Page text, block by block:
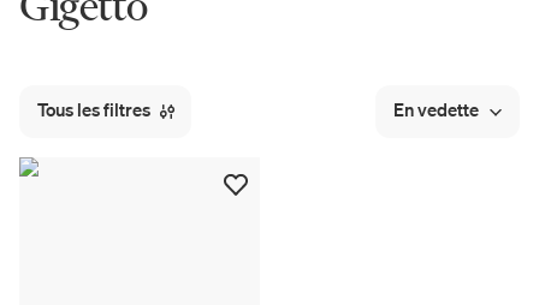
Tous les filtres En vedette